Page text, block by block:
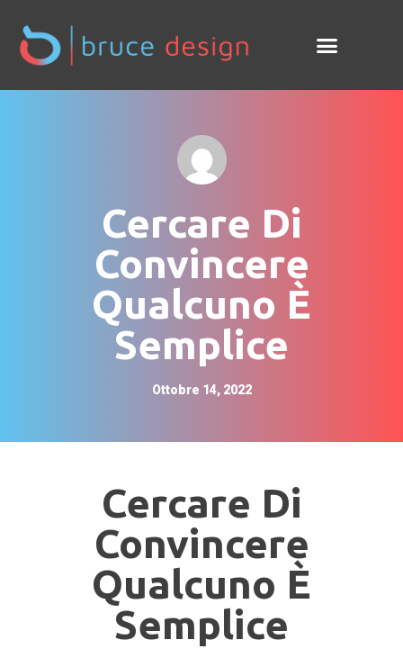
Cercare Di
Convincere
Qualcuno È
Semplice
Ottobre 14, 2022
Cercare Di
Convincere
Qualcuno È
Semplice